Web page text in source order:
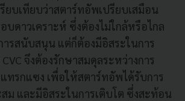
ยบเทียบว่าสตาร์ทอัพเปรียบเสมือน
บดาวเคราะห์ ซึ่งต้องไม่ใกล้หรือไกล
ารสนับสนุน แต่ก็ต้องมีอิสระในการ
จึงต้องรักษาสมดุลระหว่างการ
ทรกแซง เพื่อให้สตาร์ทอัพได้รับการ
ม และมีอิสระในการเติบโต ซึ่งสะท้อน